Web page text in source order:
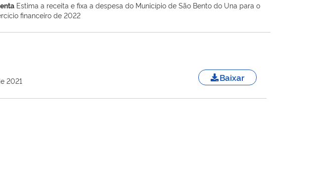
Estima a receita e fixa a despesa do Município de São Bento do Una para o
financeiro de 2022
2021 Baixar